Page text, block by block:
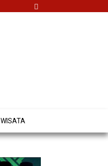
WISATA